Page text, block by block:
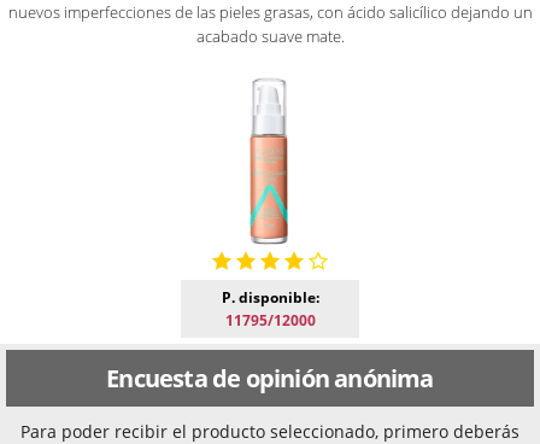
nuevos imperfecciones de las pieles grasas, con ácido salicílico dejando un
acabado suave mate.
P. disponible:
11795/12000
Encuesta de opinión anónima
Para poder recibir el producto seleccionado, primero deberás